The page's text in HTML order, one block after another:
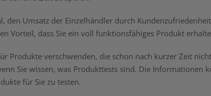
den Umsatz der Einzelhändler durch
Vorteil, dass Sie ein voll funktionsfähiges Produkt
Produkte verschwenden, die schon nach kurzer Zeit
Sie wissen, was Produkttests sind. Die Informationen
für Sie zu testen.